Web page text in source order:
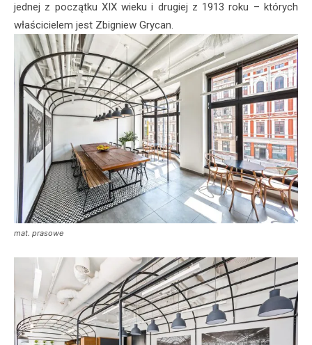
jednej z początku XIX wieku i drugiej z 1913 roku – których
właścicielem jest Zbigniew Grycan.
mat. prasowe